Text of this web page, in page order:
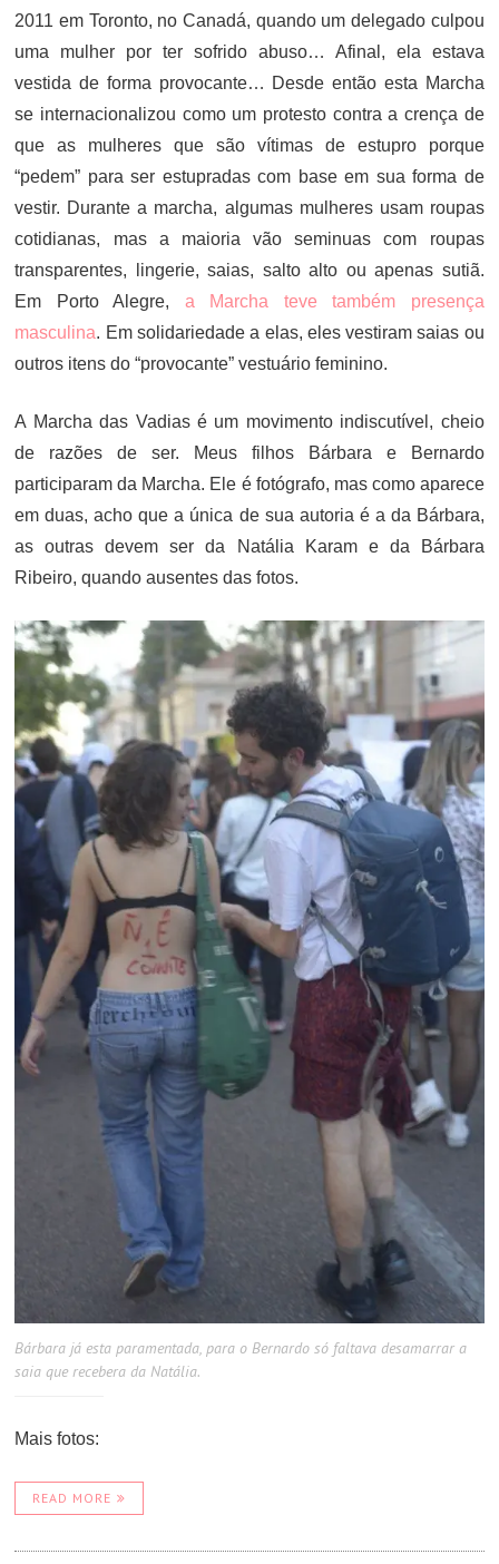
2011 em Toronto, no Canadá, quando um delegado culpou
uma mulher por ter sofrido abuso… Afinal, ela estava
vestida de forma provocante… Desde então esta Marcha
se internacionalizou como um protesto contra a crença de
que as mulheres que são vítimas de estupro porque
“pedem” para ser estupradas com base em sua forma de
vestir. Durante a marcha, algumas mulheres usam roupas
cotidianas, mas a maioria vão seminuas com roupas
transparentes, lingerie, saias, salto alto ou apenas sutiã.
Em Porto Alegre, a Marcha teve também presença
masculina. Em solidariedade a elas, eles vestiram saias ou
outros itens do “provocante” vestuário feminino.
A Marcha das Vadias é um movimento indiscutível, cheio
de razões de ser. Meus filhos Bárbara e Bernardo
participaram da Marcha. Ele é fotógrafo, mas como aparece
em duas, acho que a única de sua autoria é a da Bárbara,
as outras devem ser da Natália Karam e da Bárbara
Ribeiro, quando ausentes das fotos.
Bárbara já esta paramentada, para o Bernardo só faltava desamarrar a
saia que recebera da Natália.
Mais fotos:
READ MORE